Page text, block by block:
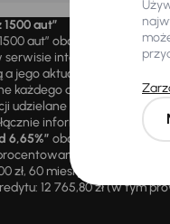
aut”
aut” obowiązuje we
internetowym
a jego aktualną ceną
każdego dnia. Promocji
udzielane są przez
informacyjny i nie
6,65%” obowiązuje we
(„RRSO“):
zł, 60 miesięcznych rat
12 765,80 zł (w tym